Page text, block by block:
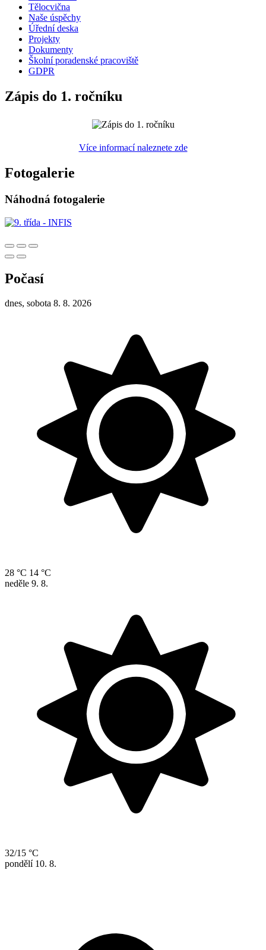
Tělocvična
Naše úspěchy
Úřední deska
Projekty
Dokumenty
Školní poradenské pracoviště
GDPR
Zápis do 1. ročníku
Více informací naleznete zde
Fotogalerie
Náhodná fotogalerie
Počasí
dnes, sobota 8. 8. 2026
28 °C 14 °C
neděle 9. 8.
32/15 °C
pondělí 10. 8.